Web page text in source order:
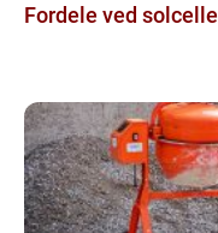
Fordele ved